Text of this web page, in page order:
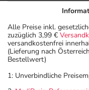
Alle Preise inkl.
zuzüglich 3,99 €
versandkostenfrei
(Lieferung nach
Bestellwert)
1: Unverbindliche